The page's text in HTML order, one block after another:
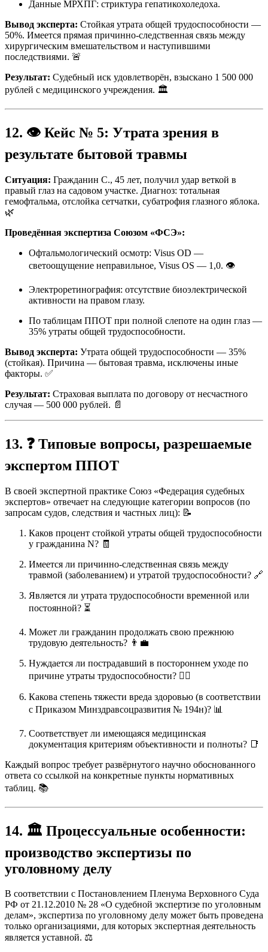
Данные МРХПГ: стриктура гепатикохоледоха.
Вывод эксперта: Стойкая утрата общей трудоспособности —
50%. Имеется прямая причинно-следственная связь между
хирургическим вмешательством и наступившими
последствиями. 🚨
Результат: Судебный иск удовлетворён, взыскано 1 500 000
рублей с медицинского учреждения. 🏛️
12. 👁️ Кейс № 5: Утрата зрения в
результате бытовой травмы
Ситуация: Гражданин С., 45 лет, получил удар веткой в
правый глаз на садовом участке. Диагноз: тотальная
гемофтальма, отслойка сетчатки, субатрофия глазного яблока.
🌿
Проведённая экспертиза Союзом «ФСЭ»:
Офтальмологический осмотр: Visus OD —
светоощущение неправильное, Visus OS — 1,0. 👁️
Электроретинография: отсутствие биоэлектрической
активности на правом глазу.
По таблицам ППОТ при полной слепоте на один глаз —
35% утраты общей трудоспособности.
Вывод эксперта: Утрата общей трудоспособности — 35%
(стойкая). Причина — бытовая травма, исключены иные
факторы. ✅
Результат: Страховая выплата по договору от несчастного
случая — 500 000 рублей. 📄
13. ❓ Типовые вопросы, разрешаемые
экспертом ППОТ
В своей экспертной практике Союз «Федерация судебных
экспертов» отвечает на следующие категории вопросов (по
запросам судов, следствия и частных лиц): 📝
Каков процент стойкой утраты общей трудоспособности
у гражданина N? 🧾
Имеется ли причинно-следственная связь между
травмой (заболеванием) и утратой трудоспособности? 🔗
Является ли утрата трудоспособности временной или
постоянной? ⏳
Может ли гражданин продолжать свою прежнюю
трудовую деятельность? 👨‍💼
Нуждается ли пострадавший в постороннем уходе по
причине утраты трудоспособности? 🧑‍⚕️
Какова степень тяжести вреда здоровью (в соответствии
с Приказом Минздравсоцразвития № 194н)? 📊
Соответствует ли имеющаяся медицинская
документация критериям объективности и полноты? 📑
Каждый вопрос требует развёрнутого научно обоснованного
ответа со ссылкой на конкретные пункты нормативных
таблиц. 📚
14. 🏛️ Процессуальные особенности:
производство экспертизы по
уголовному делу
В соответствии с Постановлением Пленума Верховного Суда
РФ от 21.12.2010 № 28 «О судебной экспертизе по уголовным
делам», экспертиза по уголовному делу может быть проведена
только организациями, для которых экспертная деятельность
является уставной. ⚖️